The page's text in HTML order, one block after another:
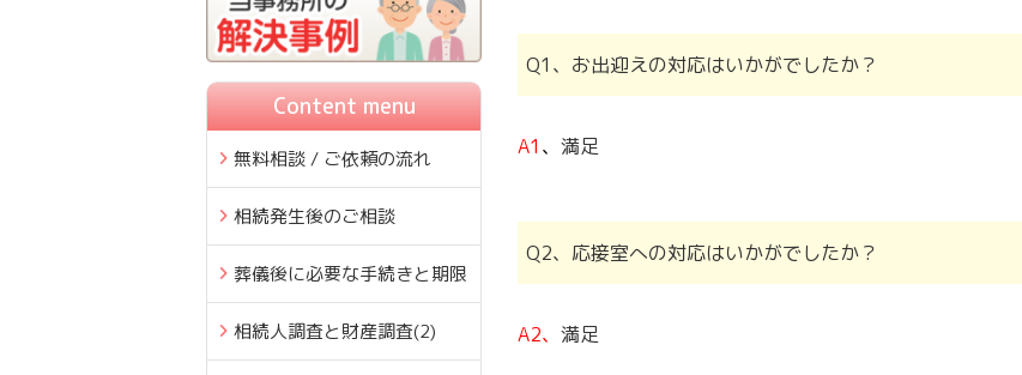
Q1、お出迎えの対応はいかがでしたか？
A1 、 満足
Q2、応接室への対応はいかがでしたか？
A2、 満足
Content menu
無料相談 / ご依頼の流れ
相続発生後のご相談
葬儀後に必要な手続きと期限
相続人調査と財産調査(2)